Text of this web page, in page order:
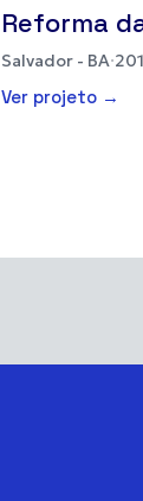
Reforma
Salvador - BA·
Ver projeto →